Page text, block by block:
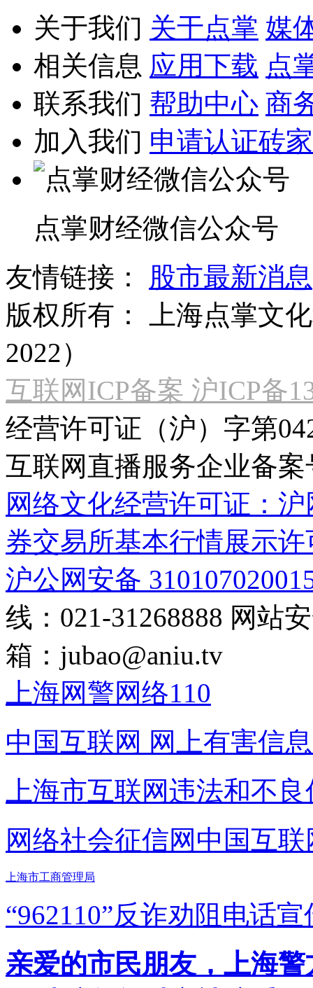
关于我们 关于点掌 媒
相关信息 应用下载 点
联系我们 帮助中心 商
加入我们 申请认证砖家
点掌财经微信公众号
友情链接：
股市最新消息
版权所有：
上海点掌文
2022）
互联网ICP备案 沪ICP备
经营许可证（沪）字第
互联网直播服务企业备案
网络文化经营许可证：
券交易所基本行情展示许
沪公网安备
线：021-31268888 网站
箱： jubao@aniu.tv
上海网警网络110
中国互联网 网上有害信
上海市互联网违法和不
网络社会征信网 中国互
上海市工商管理局
“962110”反诈劝阻电话宣
亲爱的市民朋友，上海